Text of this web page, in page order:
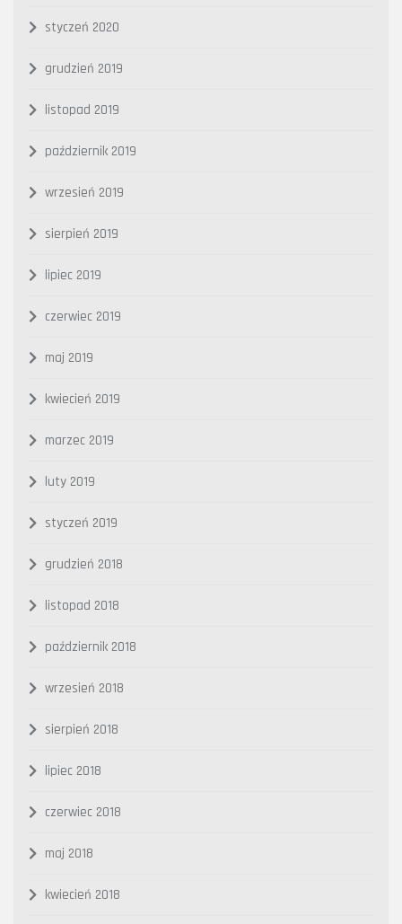
styczeń 2020
grudzień 2019
listopad 2019
październik 2019
wrzesień 2019
sierpień 2019
lipiec 2019
czerwiec 2019
maj 2019
kwiecień 2019
marzec 2019
luty 2019
styczeń 2019
grudzień 2018
listopad 2018
październik 2018
wrzesień 2018
sierpień 2018
lipiec 2018
czerwiec 2018
maj 2018
kwiecień 2018